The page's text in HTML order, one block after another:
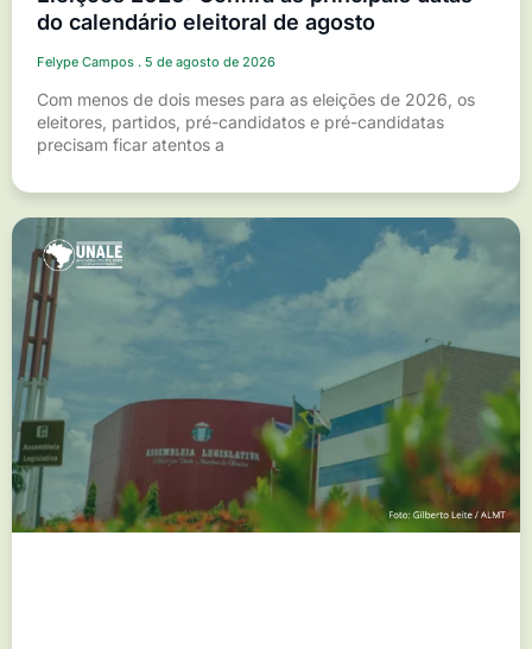
do calendário eleitoral de agosto
Felype Campos 5 de agosto de 2026
Com menos de dois meses para as eleições de 2026, os
eleitores, partidos, pré-candidatos e pré-candidatas
precisam ficar atentos a